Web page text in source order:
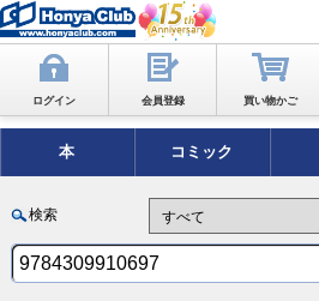
ログイン 会員登録 買い物かご
本 コミック
検索